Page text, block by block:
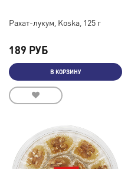
Рахат-лукум, Koska, 125 г
189 РУБ
В КОРЗИНУ